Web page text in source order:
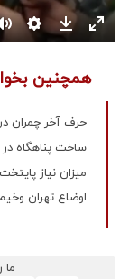
همچنین
حرف آخر چمران
ساخت پناهگاه در
میزان نیاز
اوضاع تهران
ما